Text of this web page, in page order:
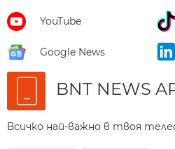
YouTube
Google News
BNT NEWS
Всичко най-важно в твоя